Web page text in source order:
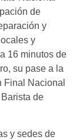
de
y
y
16 minutos de
su pase a la
Final Nacional
de
y sedes de